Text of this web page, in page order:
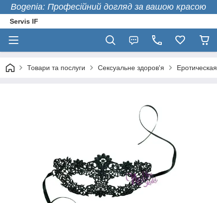
Bogenia: Професійний догляд за вашою красою
Servis IF
Товари та послуги Сексуальне здоров'я